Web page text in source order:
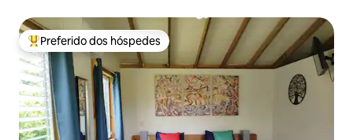
Entre os melhores preferidos dos hóspedes
Preferido dos hóspedes